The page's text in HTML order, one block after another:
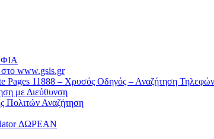
www.gsis.gr
11888 – Χρυσός Οδηγός – Αναζήτηση
με Διεύθυνση
Πολιτών Αναζήτηση
ΔΩΡΕΑΝ